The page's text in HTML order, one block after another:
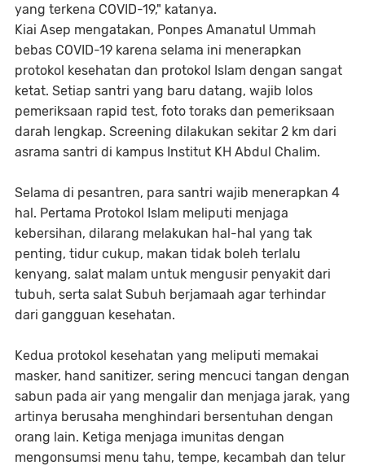
yang terkena COVID-19," katanya.
Kiai Asep mengatakan, Ponpes Amanatul Ummah
bebas COVID-19 karena selama ini menerapkan
protokol kesehatan dan protokol Islam dengan sangat
ketat. Setiap santri yang baru datang, wajib lolos
pemeriksaan rapid test, foto toraks dan pemeriksaan
darah lengkap. Screening dilakukan sekitar 2 km dari
asrama santri di kampus Institut KH Abdul Chalim.
Selama di pesantren, para santri wajib menerapkan 4
hal. Pertama Protokol Islam meliputi menjaga
kebersihan, dilarang melakukan hal-hal yang tak
penting, tidur cukup, makan tidak boleh terlalu
kenyang, salat malam untuk mengusir penyakit dari
tubuh, serta salat Subuh berjamaah agar terhindar
dari gangguan kesehatan.
Kedua protokol kesehatan yang meliputi memakai
masker, hand sanitizer, sering mencuci tangan dengan
sabun pada air yang mengalir dan menjaga jarak, yang
artinya berusaha menghindari bersentuhan dengan
orang lain. Ketiga menjaga imunitas dengan
mengonsumsi menu tahu, tempe, kecambah dan telur